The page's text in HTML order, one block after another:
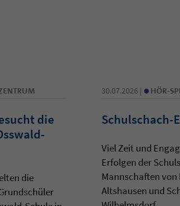
die
die
30.07.2026 | • HÖR-
Schulschach-
Viel Zeit und
Erfolgen der
Mannschaften
Altshausen und